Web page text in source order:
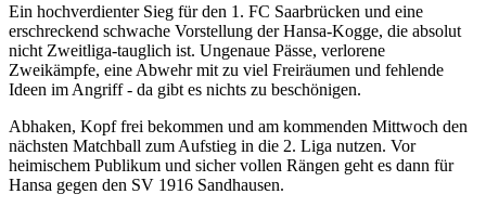
Ein hochverdienter Sieg für den 1. FC Saarbrücken und eine
erschreckend schwache Vorstellung der Hansa-Kogge, die absolut
nicht Zweitliga-tauglich ist. Ungenaue Pässe, verlorene
Zweikämpfe, eine Abwehr mit zu viel Freiräumen und fehlende
Ideen im Angriff - da gibt es nichts zu beschönigen.
Abhaken, Kopf frei bekommen und am kommenden Mittwoch den
nächsten Matchball zum Aufstieg in die 2. Liga nutzen. Vor
heimischem Publikum und sicher vollen Rängen geht es dann für
Hansa gegen den SV 1916 Sandhausen.